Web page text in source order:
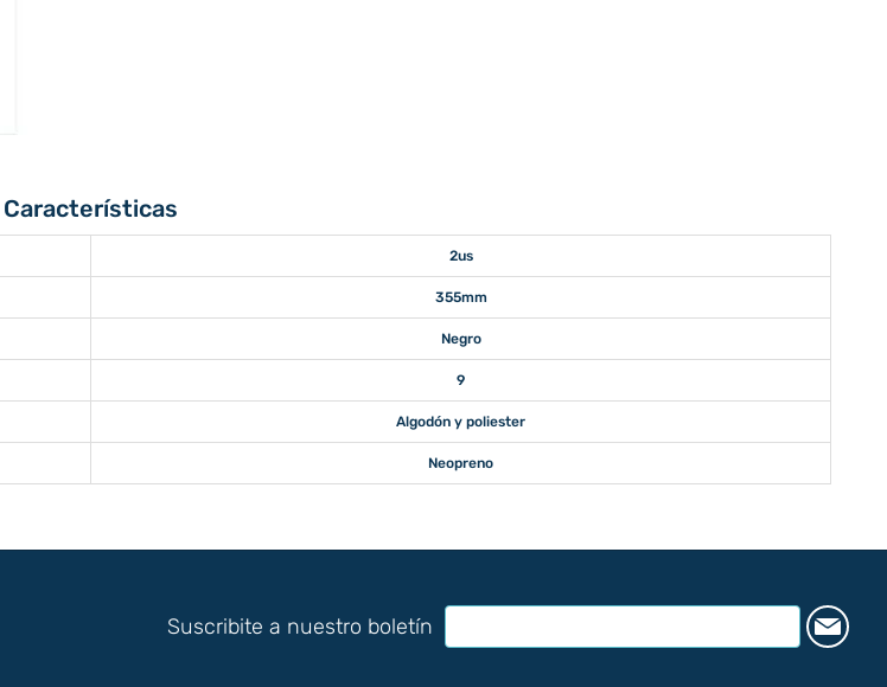
Características
2us
355mm
Negro
9
Algodón y poliester
Neopreno
Suscribite a nuestro boletín